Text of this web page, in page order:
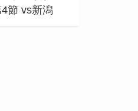
節 vs新潟